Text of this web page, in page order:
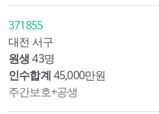
371855
대전 서구
원생 43명
인수합계45,000만원
주간보호+공생